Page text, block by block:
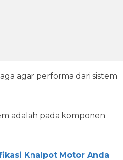
agar performa dari sistem
adalah pada komponen
Knalpot Motor Anda